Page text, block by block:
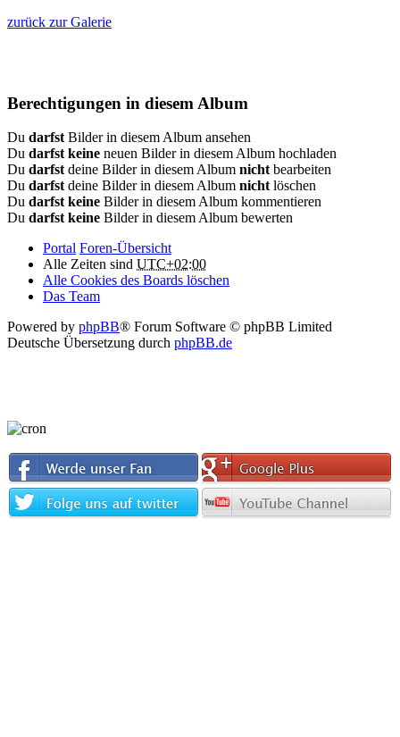
zurück zur Galerie
Berechtigungen in diesem Album
Du darfst Bilder in diesem Album ansehen
Du darfst keine neuen Bilder in diesem Album hochladen
Du darfst deine Bilder in diesem Album nicht bearbeiten
Du darfst deine Bilder in diesem Album nicht löschen
Du darfst keine Bilder in diesem Album kommentieren
Du darfst keine Bilder in diesem Album bewerten
Portal Foren-Übersicht
Alle Zeiten sind UTC+02:00
Alle Cookies des Boards löschen
Das Team
Powered by phpBB® Forum Software © phpBB Limited
Deutsche Übersetzung durch phpBB.de